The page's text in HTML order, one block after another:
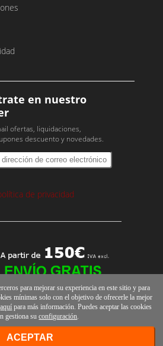
en nuestro
ofertas, liquidaciones,
descuento y novedades.
de privacidad
para mejorar su experiencia en este sitio y para
mínimas solo con el objetivo de ofrecerle la mejor
aquí para más información. Puedes aceptar las cookies
gestiona suconfiguración.
ACEPTAR